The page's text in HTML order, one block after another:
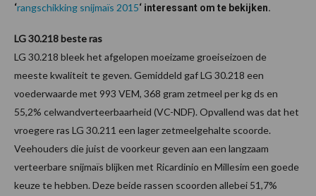
‘rangschikking snijmaïs 2015‘ interessant om te bekijken.
LG 30.218 beste ras
LG 30.218 bleek het afgelopen moeizame groeiseizoen de
meeste kwaliteit te geven. Gemiddeld gaf LG 30.218 een
voederwaarde met 993 VEM, 368 gram zetmeel per kg ds en
55,2% celwandverteerbaarheid (VC-NDF). Opvallend was dat het
vroegere ras LG 30.211 een lager zetmeelgehalte scoorde.
Veehouders die juist de voorkeur geven aan een langzaam
verteerbare snijmaïs blijken met Ricardinio en Millesim een goede
keuze te hebben. Deze beide rassen scoorden allebei 51,7%